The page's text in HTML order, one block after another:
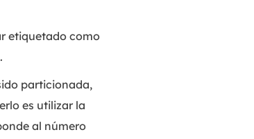
etiquetado como
particionada,
es utilizar la
al número